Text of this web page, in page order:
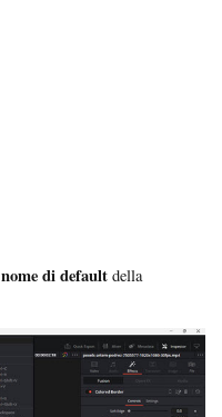
nome di default della